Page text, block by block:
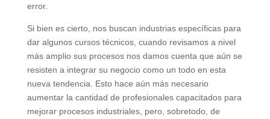
error.
Si bien es cierto, nos buscan industrias específicas para
dar algunos cursos técnicos, cuando revisamos a nivel
más amplio sus procesos nos damos cuenta que aún se
resisten a integrar su negocio como un todo en esta
nueva tendencia. Esto hace aún más necesario
aumentar la cantidad de profesionales capacitados para
mejorar procesos industriales, pero, sobretodo, de